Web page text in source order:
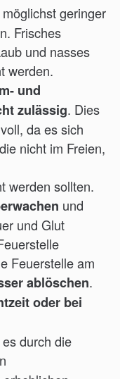
geringer
Frisches
und nasses
werden.
und
zulässig. Dies
da es sich
nicht im Freien,
werden sollten.
und
und Glut
Feuerstelle am
ablöschen.
oder bei
durch die